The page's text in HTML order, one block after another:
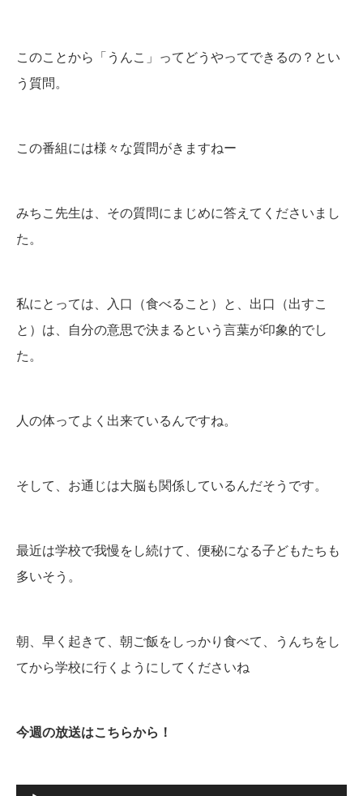
このことから「うんこ」ってどうやってできるの？とい
う質問。
この番組には様々な質問がきますねー
みちこ先生は、その質問にまじめに答えてくださいまし
た。
私にとっては、入口（食べること）と、出口（出すこ
と）は、自分の意思で決まるという言葉が印象的でし
た。
人の体ってよく出来ているんですね。
そして、お通じは大脳も関係しているんだそうです。
最近は学校で我慢をし続けて、便秘になる子どもたちも
多いそう。
朝、早く起きて、朝ご飯をしっかり食べて、うんちをし
てから学校に行くようにしてくださいね
今週の放送はこちらから！